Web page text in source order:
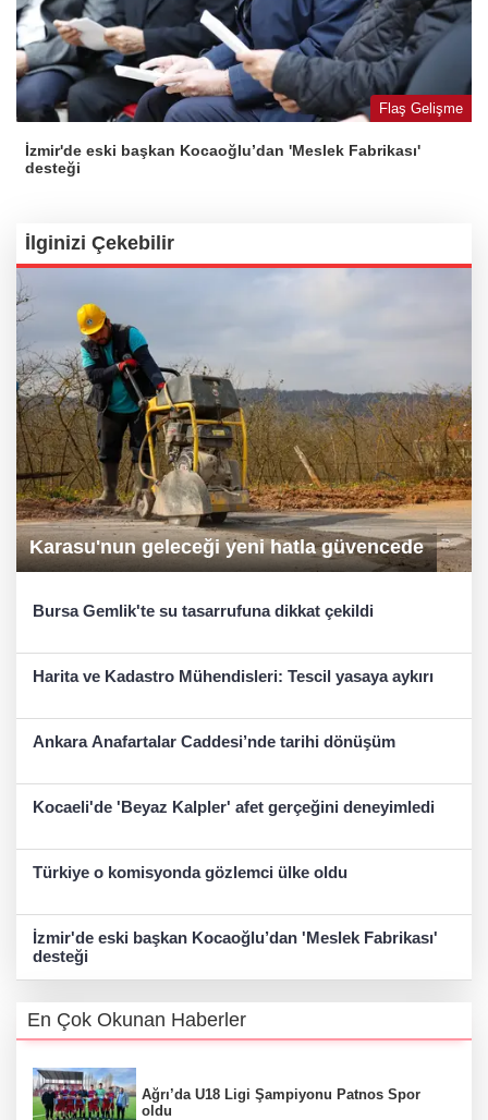
Flaş Gelişme
İzmir'de eski başkan Kocaoğlu’dan 'Meslek Fabrikası'
desteği
İlginizi Çekebilir
Karasu'nun geleceği yeni hatla güvencede
Bursa Gemlik'te su tasarrufuna dikkat çekildi
Harita ve Kadastro Mühendisleri: Tescil yasaya aykırı
Ankara Anafartalar Caddesi’nde tarihi dönüşüm
Kocaeli'de 'Beyaz Kalpler' afet gerçeğini deneyimledi
Türkiye o komisyonda gözlemci ülke oldu
İzmir'de eski başkan Kocaoğlu’dan 'Meslek Fabrikası'
desteği
En Çok Okunan Haberler
Ağrı’da U18 Ligi Şampiyonu Patnos Spor
oldu